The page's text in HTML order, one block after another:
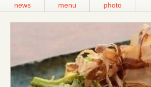
news menu photo